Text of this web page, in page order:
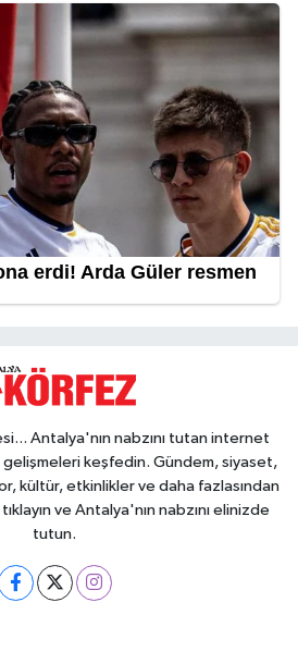
Antalya'nın nabzını tutan internet
keşfedin. Gündem, siyaset,
kültür, etkinlikler ve daha fazlasından
ve Antalya'nın nabzını elinizde
tutun.